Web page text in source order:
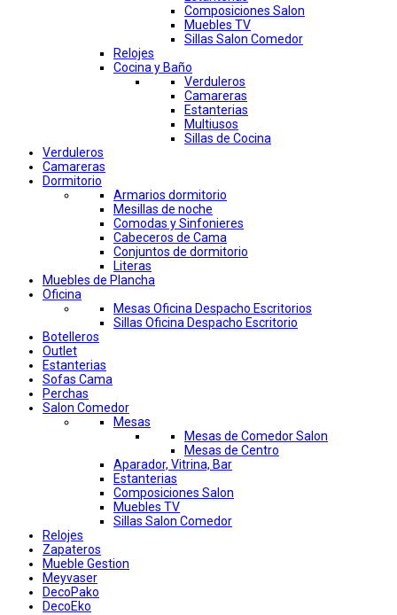
Composiciones Salon
Muebles TV
Sillas Salon Comedor
Relojes
Cocina y Baño
Verduleros
Camareras
Estanterias
Multiusos
Sillas de Cocina
Verduleros
Camareras
Dormitorio
Armarios dormitorio
Mesillas de noche
Comodas y Sinfonieres
Cabeceros de Cama
Conjuntos de dormitorio
Literas
Muebles de Plancha
Oficina
Mesas Oficina Despacho Escritorios
Sillas Oficina Despacho Escritorio
Botelleros
Outlet
Estanterias
Sofas Cama
Perchas
Salon Comedor
Mesas
Mesas de Comedor Salon
Mesas de Centro
Aparador, Vitrina, Bar
Estanterias
Composiciones Salon
Muebles TV
Sillas Salon Comedor
Relojes
Zapateros
Mueble Gestion
Meyvaser
DecoPako
DecoEko